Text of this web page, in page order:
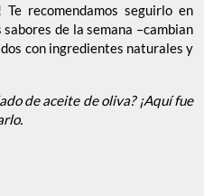
recomendamos seguirlo en
de la semana –cambian
con ingredientes naturales y
de aceite de oliva? ¡Aquí fue